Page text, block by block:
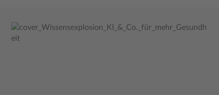
Bildergalerie überspringen